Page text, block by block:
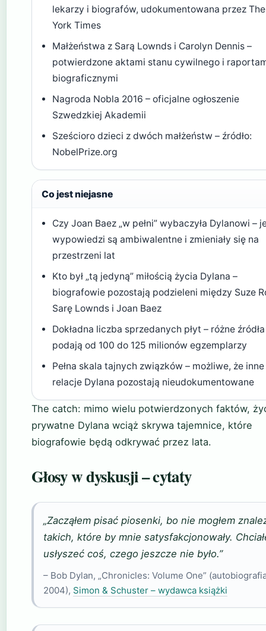
lekarzy i biografów, udokumentowana przez
York Times
Małżeństwa z Sarą Lownds i Carolyn Dennis –
potwierdzone aktami stanu cywilnego i
biograficznymi
Nagroda Nobla 2016 – oficjalne ogłoszenie
Szwedzkiej Akademii
Sześcioro dzieci z dwóch małżeństw – źródło:
NobelPrize.org
Co jest niejasne
Czy Joan Baez „w pełni” wybaczyła Dylanowi –
wypowiedzi są ambiwalentne i zmieniały się na
przestrzeni lat
Kto był „tą jedyną” miłością życia Dylana –
biografowie pozostają podzieleni między Suze
Sarę Lownds i Joan Baez
Dokładna liczba sprzedanych płyt – różne źródła
podają od 100 do 125 milionów egzemplarzy
Pełna skala tajnych związków – możliwe, że inne
relacje Dylana pozostają nieudokumentowane
The catch: mimo wielu potwierdzonych faktów,
prywatne Dylana wciąż skrywa tajemnice, które
biografowie będą odkrywać przez lata.
Głosy w dyskusji – cytaty
„Zacząłem pisać piosenki, bo nie mogłem
takich, które by mnie satysfakcjonowały.
usłyszeć coś, czego jeszcze nie było.”
– Bob Dylan, „Chronicles: Volume One”
2004), Simon & Schuster – wydawca książki